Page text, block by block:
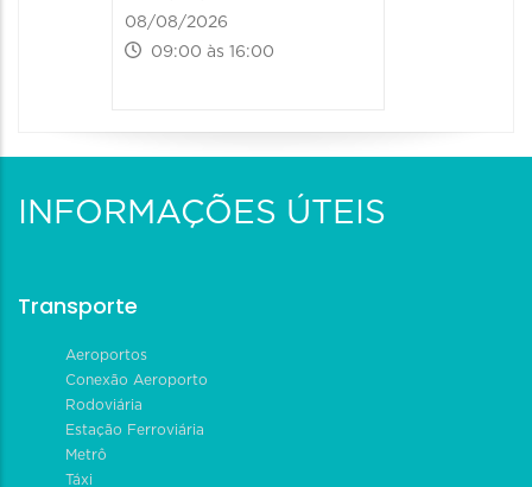
08/08/2026
09:00 às 16:00
INFORMAÇÕES ÚTEIS
Transporte
Aeroportos
Conexão Aeroporto
Rodoviária
Estação Ferroviária
Metrô
Táxi